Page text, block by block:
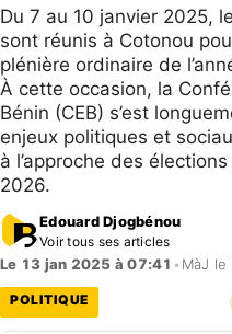
Du 7 au 10 janvier 2025,
sont réunis à Cotonou
plénière ordinaire de
À cette occasion, la
Bénin (CEB) s’est
enjeux politiques et
à l’approche des
2026.
Edouard Djogbénou
Voir tous ses articles
Le 13 jan 2025 à 07:41 • MàJ
POLITIQUE